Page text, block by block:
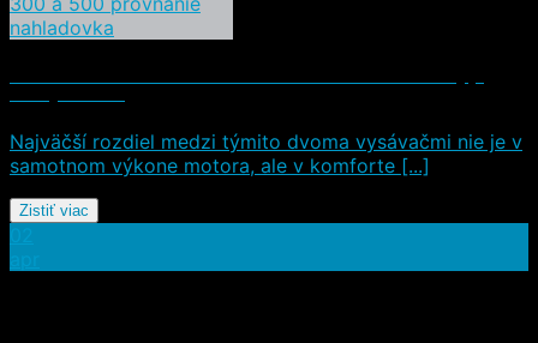
Najväčší rozdiel medzi týmito dvoma vysávačmi nie je v
samotnom výkone motora, ale v komforte [...]
Zistiť viac